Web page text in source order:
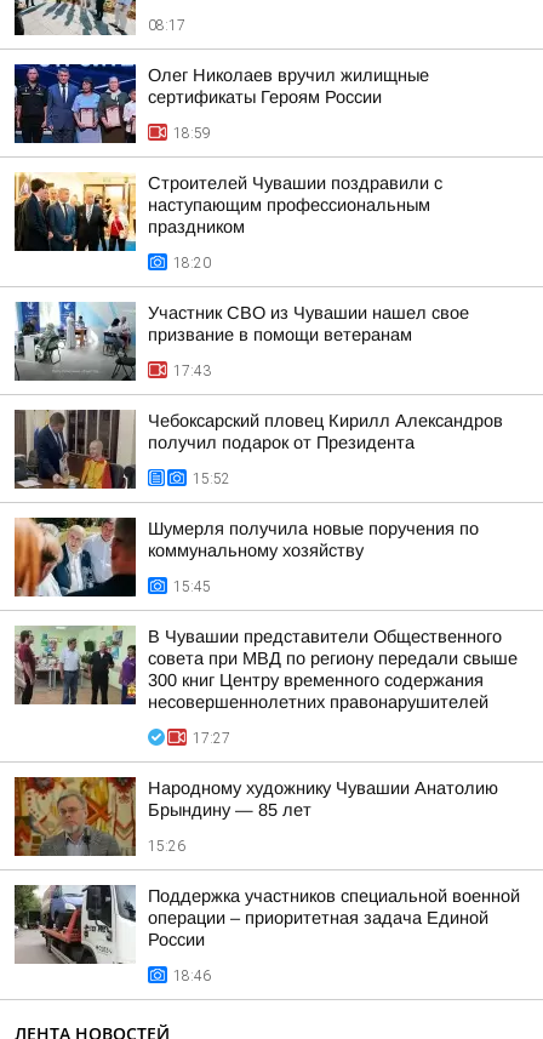
08:17
Олег Николаев вручил жилищные
сертификаты Героям России
18:59
Строителей Чувашии поздравили с
наступающим профессиональным
праздником
18:20
Участник СВО из Чувашии нашел свое
призвание в помощи ветеранам
17:43
Чебоксарский пловец Кирилл Александров
получил подарок от Президента
15:52
Шумерля получила новые поручения по
коммунальному хозяйству
15:45
В Чувашии представители Общественного
совета при МВД по региону передали свыше
300 книг Центру временного содержания
несовершеннолетних правонарушителей
17:27
Народному художнику Чувашии Анатолию
Брындину — 85 лет
15:26
Поддержка участников специальной военной
операции – приоритетная задача Единой
России
18:46
ЛЕНТА НОВОСТЕЙ